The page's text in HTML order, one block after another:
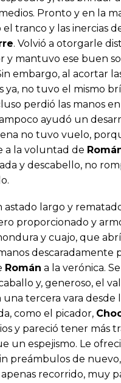
Pronto y en la
tranco y las inercias
. Volvió a otorgarle
y mantuvo ese buen
embargo, al acortar
ya, no tuvo el mismo
perdió las manos
ayudó un
no tuvo vuelo,
a la voluntad de
y descabello, no
astado largo y
proporcionado y
y cuajo, que
descaradamente
Román a la verónica.
y, generoso, el
tercera vara desde
como el picador,
y pareció tener más
un espejismo. Le
preámbulos de nuevo,
recorrido, muy